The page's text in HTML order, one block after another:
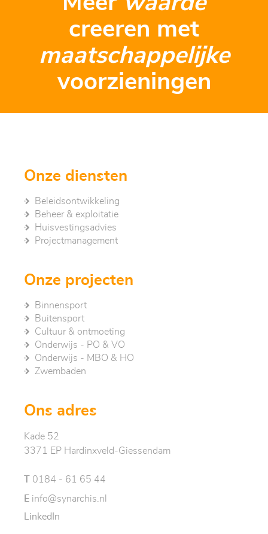
creeren met
maatschappelijke
voorzieningen
Onze diensten
Beleidsontwikkeling
Beheer & exploitatie
Huisvestingsadvies
Project­management
Onze projecten
Binnensport
Buitensport
Cultuur & ontmoeting
Onderwijs - PO & VO
Onderwijs - MBO & HO
Zwembaden
Ons adres
Kade 52
3371 EP Hardinxveld-Giessendam
0184 - 61 65 44
E info@synarchis.nl
LinkedIn